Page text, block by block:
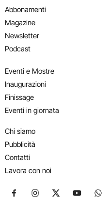
Abbonamenti
Magazine
Newsletter
Podcast
Eventi e Mostre
Inaugurazioni
Finissage
Eventi in giornata
Chi siamo
Pubblicità
Contatti
Lavora con noi
Seguici su Facebook
Seguici su Instagram
Seguici su X
Seguici